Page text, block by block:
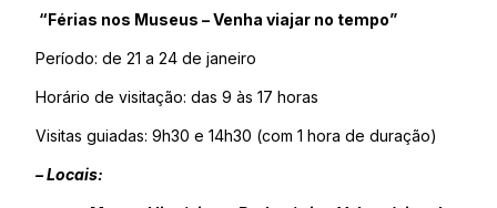
“Férias nos Museus – Venha viajar no tempo”
Período: de 21 a 24 de janeiro
Horário de visitação: das 9 às 17 horas
Visitas guiadas: 9h30 e 14h30 (com 1 hora de duração)
– Locais: